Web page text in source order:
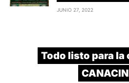
JUNIO 27, 2022
Todo listo para la